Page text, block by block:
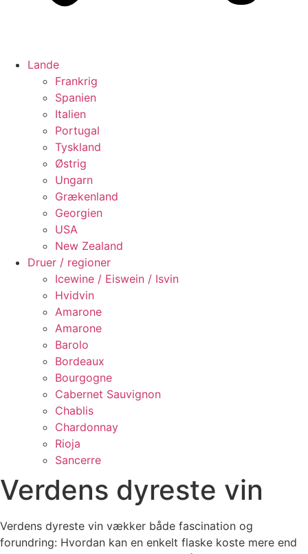
Lande
Frankrig
Spanien
Italien
Portugal
Tyskland
Østrig
Ungarn
Grækenland
Georgien
USA
New Zealand
Druer / regioner
Icewine / Eiswein / Isvin
Hvidvin
Amarone
Amarone
Barolo
Bordeaux
Bourgogne
Cabernet Sauvignon
Chablis
Chardonnay
Rioja
Sancerre
Verdens dyreste vin
Verdens dyreste vin vækker både fascination og
forundring: Hvordan kan en enkelt flaske koste mere end